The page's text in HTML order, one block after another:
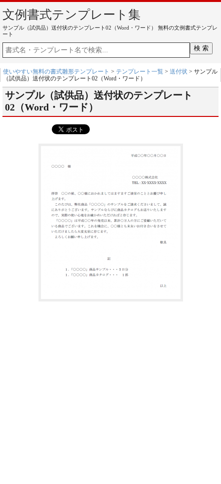
文例書式テンプレート集
サンプル（試供品）送付状のテンプレート02（Word・ワード） 無料の文例書式テンプレ
ート
使いやすい無料の書式雛形テンプレート > テンプレート一覧 > 送付状 > サンプル
（試供品）送付状のテンプレート02（Word・ワード）
サンプル（試供品）送付状のテンプレート
02（Word・ワード）